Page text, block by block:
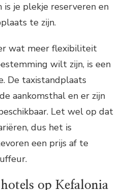
je plekje reserveren en
te zijn.
wat meer flexibiliteit
wilt zijn, is een
De taxistandplaats
aankomsthal en er zijn
Let wel op dat
dus het is
een prijs af te
op Kefalonia